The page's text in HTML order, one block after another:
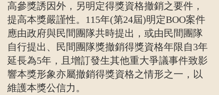
高參獎誘因外，另明定得獎資格撤銷之要件，
提高本獎嚴謹性。 115年(第24屆)明定BOO案件
應由政府與民間團隊共時提出，或由民間團隊
自行提出、民間團隊獎撤銷得獎資格年限自3年
延長為5年，且增訂發生其他重大爭議事件致影
響本獎形象亦屬撤銷得獎資格之情形之一，以
維護本獎公信力。